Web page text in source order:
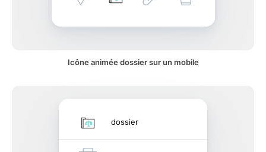
Icône animée dossier sur un mobile
dossier